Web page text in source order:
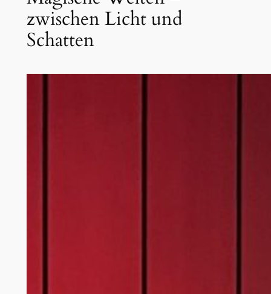
zwischen Licht und
Schatten